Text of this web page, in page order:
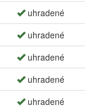
uhradené
uhradené
uhradené
uhradené
uhradené